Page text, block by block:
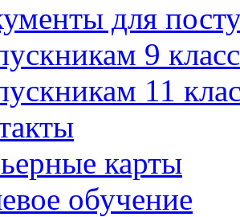
для
9
11
карты
обучение